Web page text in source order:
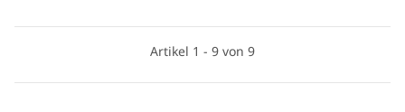
Artikel 1 - 9 von 9